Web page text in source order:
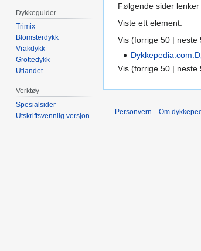
Følgende sider lenker
Viste ett element.
Vis (forrige 50 | neste
Vis (forrige 50 | neste
Dykkeguider
Trimix
Blomsterdykk
Vrakdykk
Grottedykk
Utlandet
Verktøy
Spesialsider
Utskriftsvennlig versjon
Personvern Om